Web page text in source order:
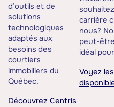
d’outils et de
solutions
technologiques
adaptés aux
besoins des
courtiers
immobiliers du
Québec.
Découvrez Centris
carrière
nous?
peut-
idéal
Voyez